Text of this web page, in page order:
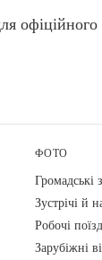
офіційного
ФОТО
Громадські
Зустрічі й
Робочі
Зарубіжні